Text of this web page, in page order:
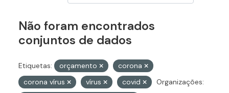
Não foram encontrados
conjuntos de dados
Etiquetas: orçamento
corona
corona vírus
vírus covid
Organizações: